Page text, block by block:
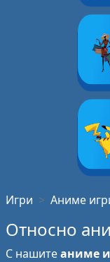
Игри Аниме
Относно
С нашитеаниме